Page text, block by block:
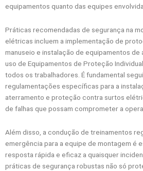
equipamentos quanto das equipes
Práticas recomendadas de segurança na
elétricas incluem a implementação de
manuseio e instalação de equipamentos de
uso de Equipamentos de Proteção
todos os trabalhadores. É fundamental
regulamentações específicas para a
aterramento e proteção contra surtos
de falhas que possam comprometer a
Além disso, a condução de treinamentos
emergência para a equipe de montagem é
resposta rápida e eficaz a quaisquer
práticas de segurança robustas não só